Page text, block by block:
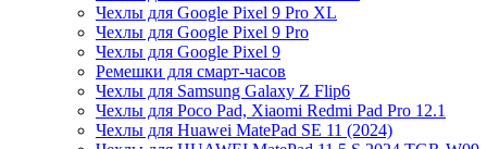
Чехлы для Google Pixel 9 Pro XL
Чехлы для Google Pixel 9 Pro
Чехлы для Google Pixel 9
Ремешки для смарт-часов
Чехлы для Samsung Galaxy Z Flip6
Чехлы для Poco Pad, Xiaomi Redmi Pad Pro 12.1
Чехлы для Huawei MatePad SE 11 (2024)